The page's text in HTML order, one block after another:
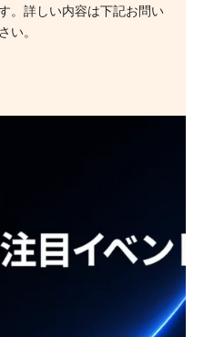
。詳しい内容は下記お問い
い。